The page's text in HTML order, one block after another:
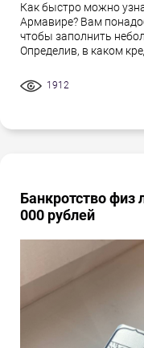
Как быстро можно
Армавире? Вам
чтобы заполнить
Определив, в каком
1912
Банкротство физ
000 рублей